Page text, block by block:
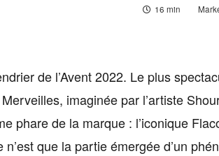
16 min
de l’Avent 2022. Le plus
imaginée par l’artiste
phare de la marque : l’iconique
que la partie émergée d’un